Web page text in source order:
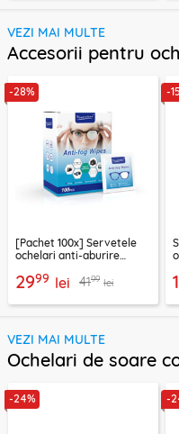
VEZI MAI MULTE
Accesorii pentru
-28%
[Pachet 100x] Servetele
ochelari anti-aburire
2999 lei 4199 lei
-
VEZI MAI MULTE
Ochelari de soare
-24% -